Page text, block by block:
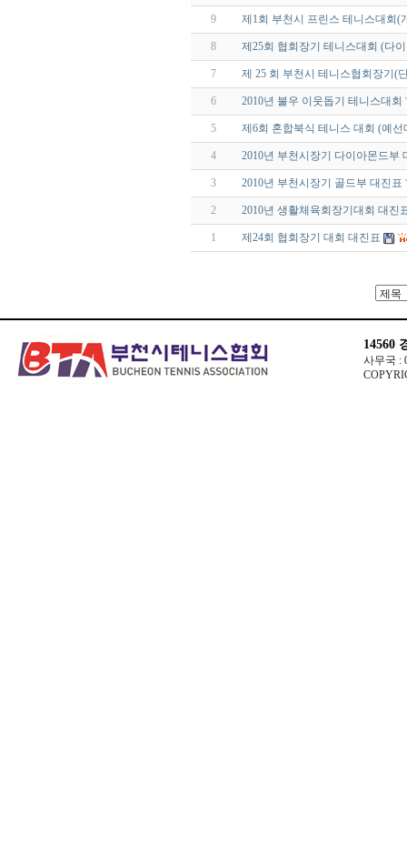
9 제1회 부천시 프린스 테니스대회(
8 제25회 협회장기 테니스대회 (다
7 제 25 회 부천시 테니스협회장기(
6 2010년 불우 이웃돕기 테니스대회
5 제6회 혼합북식 테니스 대회 (예선
4 2010년 부천시장기 다이아몬드부
3 2010년 부천시장기 골드부 대진표
2 2010년 생활체육회장기대회 대진
1 제24회 협회장기 대회 대진표
14560
사무국 :